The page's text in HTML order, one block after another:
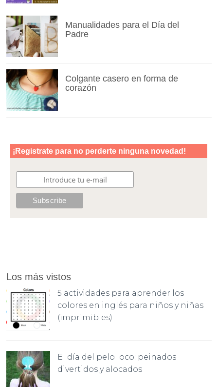
Manualidades para el Día del
Padre
Colgante casero en forma de
corazón
Los más vistos
5 actividades para aprender los
colores en inglés para niños y niñas
(imprimibles)
El día del pelo loco: peinados
divertidos y alocados